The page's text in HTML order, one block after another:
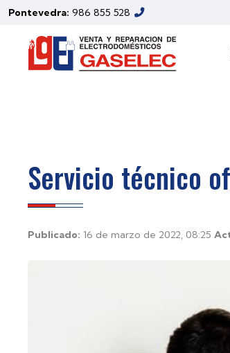
Pontevedra: 986 855 528
Servicio técnico
Publicado: 16 de marzo de 2022, 08:25